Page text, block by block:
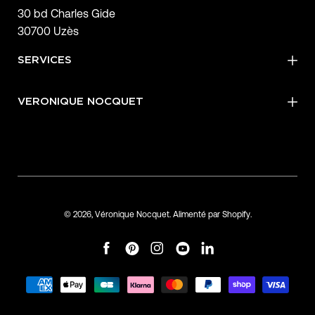
30 bd Charles Gide
30700 Uzès
SERVICES
VERONIQUE NOCQUET
© 2026, Véronique Nocquet. Alimenté par Shopify.